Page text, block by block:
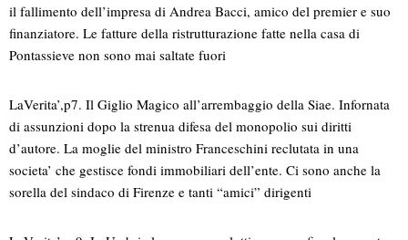
il fallimento dell’impresa di Andrea Bacci, amico del premier e suo
finanziatore. Le fatture della ristrutturazione fatte nella casa di
Pontassieve non sono mai saltate fuori
LaVerita’,p7. Il Giglio Magico all’arrembaggio della Siae. Infornata
di assunzioni dopo la strenua difesa del monopolio sui diritti
d’autore. La moglie del ministro Franceschini reclutata in una
societa’ che gestisce fondi immobiliari dell’ente. Ci sono anche la
sorella del sindaco di Firenze e tanti “amici” dirigenti